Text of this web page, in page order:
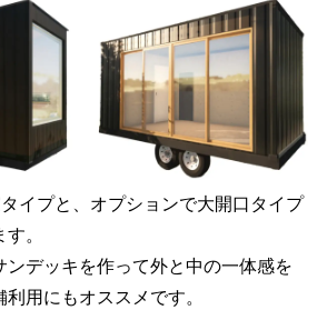
イプと、オプションで大開口タイプ
。
ンデッキを作って外と中の一体感を
用にもオススメです。